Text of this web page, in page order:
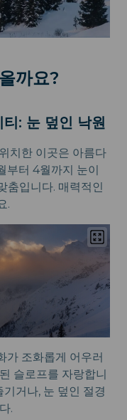
까요?
: 눈 덮인 낙원
치한 이곳은 아름다
부터 4월까지 눈이
춤입니다. 매력적인
.
가 조화롭게 어우러
슬로프를 자랑합니
거나, 눈 덮인 절경
.